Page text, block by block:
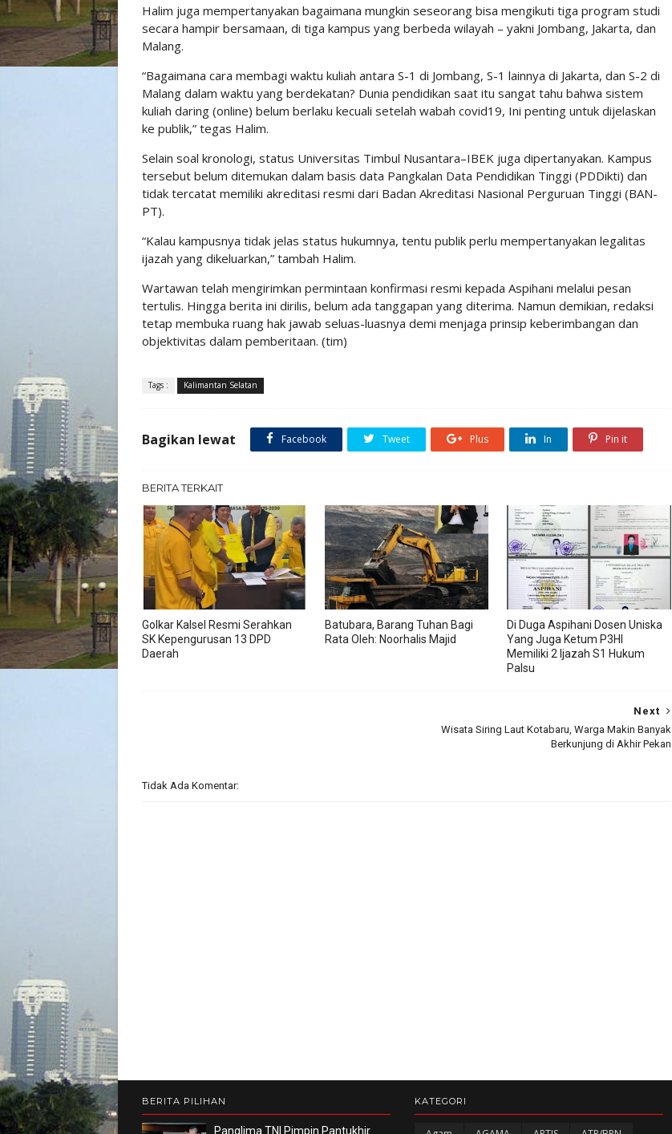
Halim juga mempertanyakan bagaimana mungkin seseorang bisa mengikuti tiga program studi
secara hampir bersamaan, di tiga kampus yang berbeda wilayah – yakni Jombang, Jakarta, dan
Malang.
“Bagaimana cara membagi waktu kuliah antara S-1 di Jombang, S-1 lainnya di Jakarta, dan S-2 di
Malang dalam waktu yang berdekatan? Dunia pendidikan saat itu sangat tahu bahwa sistem
kuliah daring (online) belum berlaku kecuali setelah wabah covid19, Ini penting untuk dijelaskan
ke publik,” tegas Halim.
Selain soal kronologi, status Universitas Timbul Nusantara–IBEK juga dipertanyakan. Kampus
tersebut belum ditemukan dalam basis data Pangkalan Data Pendidikan Tinggi (PDDikti) dan
tidak tercatat memiliki akreditasi resmi dari Badan Akreditasi Nasional Perguruan Tinggi (BAN-
PT).
“Kalau kampusnya tidak jelas status hukumnya, tentu publik perlu mempertanyakan legalitas
ijazah yang dikeluarkan,” tambah Halim.
Wartawan telah mengirimkan permintaan konfirmasi resmi kepada Aspihani melalui pesan
tertulis. Hingga berita ini dirilis, belum ada tanggapan yang diterima. Namun demikian, redaksi
tetap membuka ruang hak jawab seluas-luasnya demi menjaga prinsip keberimbangan dan
objektivitas dalam pemberitaan. (tim)
Tags : Kalimantan Selatan
Bagikan lewat Facebook Tweet Plus In Pin it
BERITA TERKAIT
Golkar Kalsel Resmi Serahkan
SK Kepengurusan 13 DPD
Daerah
Batubara, Barang Tuhan Bagi
Rata Oleh: Noorhalis Majid
Di Duga Aspihani Dosen Uniska
Yang Juga Ketum P3HI
Memiliki 2 Ijazah S1 Hukum
Palsu
Next
Wisata Siring Laut Kotabaru, Warga Makin Banyak
Berkunjung di Akhir Pekan
Tidak Ada Komentar:
BERITA PILIHAN
Panglima TNI Pimpin Pantukhir
KATEGORI